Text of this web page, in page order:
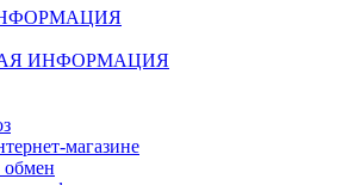
ИНФОРМАЦИЯ
магазине
обмен